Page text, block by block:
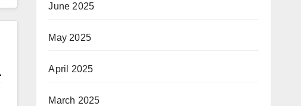
June 2025
May 2025
April 2025
March 2025